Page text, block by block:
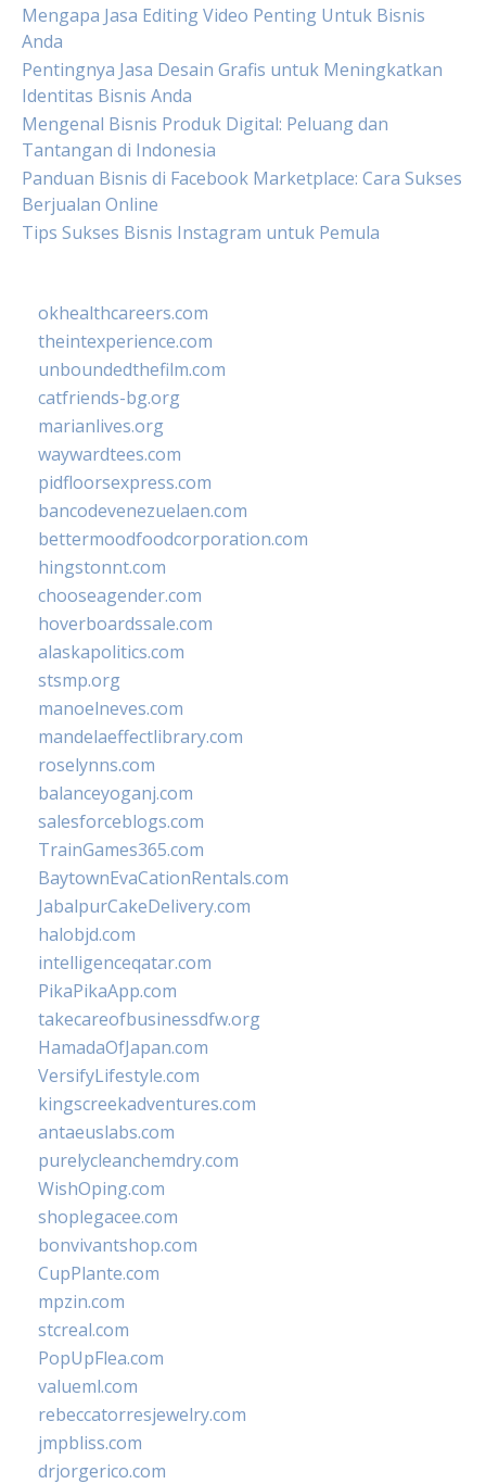
Mengapa Jasa Editing Video Penting Untuk Bisnis
Anda
Pentingnya Jasa Desain Grafis untuk Meningkatkan
Identitas Bisnis Anda
Mengenal Bisnis Produk Digital: Peluang dan
Tantangan di Indonesia
Panduan Bisnis di Facebook Marketplace: Cara Sukses
Berjualan Online
Tips Sukses Bisnis Instagram untuk Pemula
okhealthcareers.com
theintexperience.com
unboundedthefilm.com
catfriends-bg.org
marianlives.org
waywardtees.com
pidfloorsexpress.com
bancodevenezuelaen.com
bettermoodfoodcorporation.com
hingstonnt.com
chooseagender.com
hoverboardssale.com
alaskapolitics.com
stsmp.org
manoelneves.com
mandelaeffectlibrary.com
roselynns.com
balanceyoganj.com
salesforceblogs.com
TrainGames365.com
BaytownEvaCationRentals.com
JabalpurCakeDelivery.com
halobjd.com
intelligenceqatar.com
PikaPikaApp.com
takecareofbusinessdfw.org
HamadaOfJapan.com
VersifyLifestyle.com
kingscreekadventures.com
antaeuslabs.com
purelycleanchemdry.com
WishOping.com
shoplegacee.com
bonvivantshop.com
CupPlante.com
mpzin.com
stcreal.com
PopUpFlea.com
valueml.com
rebeccatorresjewelry.com
jmpbliss.com
drjorgerico.com